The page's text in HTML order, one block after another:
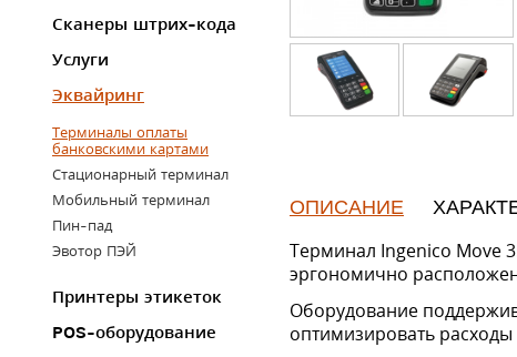
Сканеры штрих-кода
Услуги
Эквайринг
Терминалы оплаты
банковскими картами
Стационарный терминал
Мобильный терминал
Пин-пад
Эвотор ПЭЙ
Принтеры этикеток
POS-оборудование
ОПИСАНИЕ
Терминал Ingenico Move
эргономично
Оборудование
оптимизировать расходы